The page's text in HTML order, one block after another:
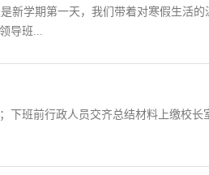
学期第一天，我们带着对寒假生活的
导班...
下班前行政人员交齐总结材料上缴